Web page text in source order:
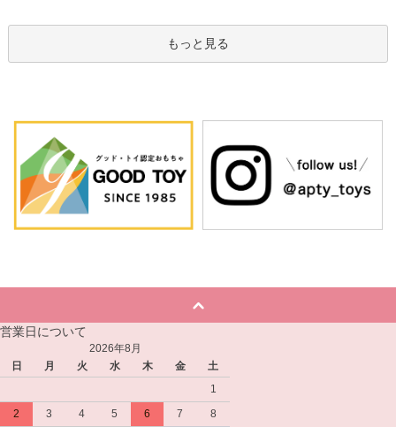
もっと見る
営業日について
2026年8月
日
月 火 水 木 金
土
1
2
3 4 5 6 7
8